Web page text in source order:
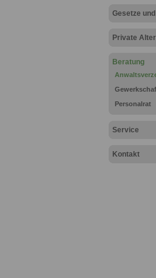
Gesetze
Private
Beratung
Personalrat
Service
Kontakt